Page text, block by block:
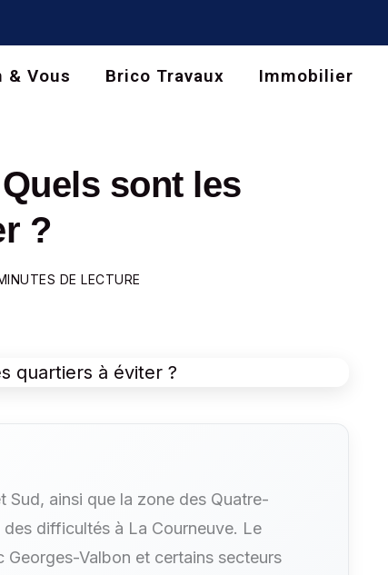
& Vous Brico Travaux Immobilier
sont les
?
DE LECTURE
ainsi que la zone des Quatre-
des difficultés à La Courneuve. Le
Valbon et certains secteurs